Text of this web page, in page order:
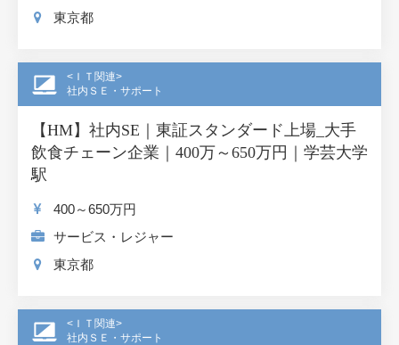
東京都
<ＩＴ関連>
社内ＳＥ・サポート
【HM】社内SE｜東証スタンダード上場_大手
飲食チェーン企業｜400万～650万円｜学芸大学
駅
400～650万円
サービス・レジャー
東京都
<ＩＴ関連>
社内ＳＥ・サポート